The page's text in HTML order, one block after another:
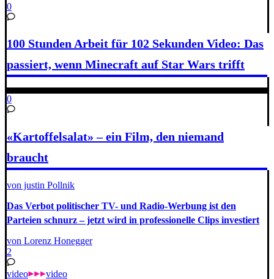
0
100 Stunden Arbeit für 102 Sekunden Video: Das
passiert, wenn Minecraft auf Star Wars trifft
0
«Kartoffelsalat» – ein Film, den niemand
braucht
von justin Pollnik
Das Verbot politischer TV- und Radio-Werbung ist den
Parteien schnurz – jetzt wird in professionelle Clips investiert
von Lorenz Honegger
2
video video